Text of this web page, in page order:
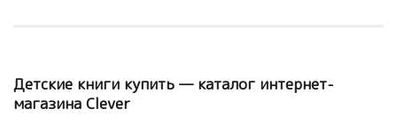
Детские книги купить — каталог интернет-
магазина Clever